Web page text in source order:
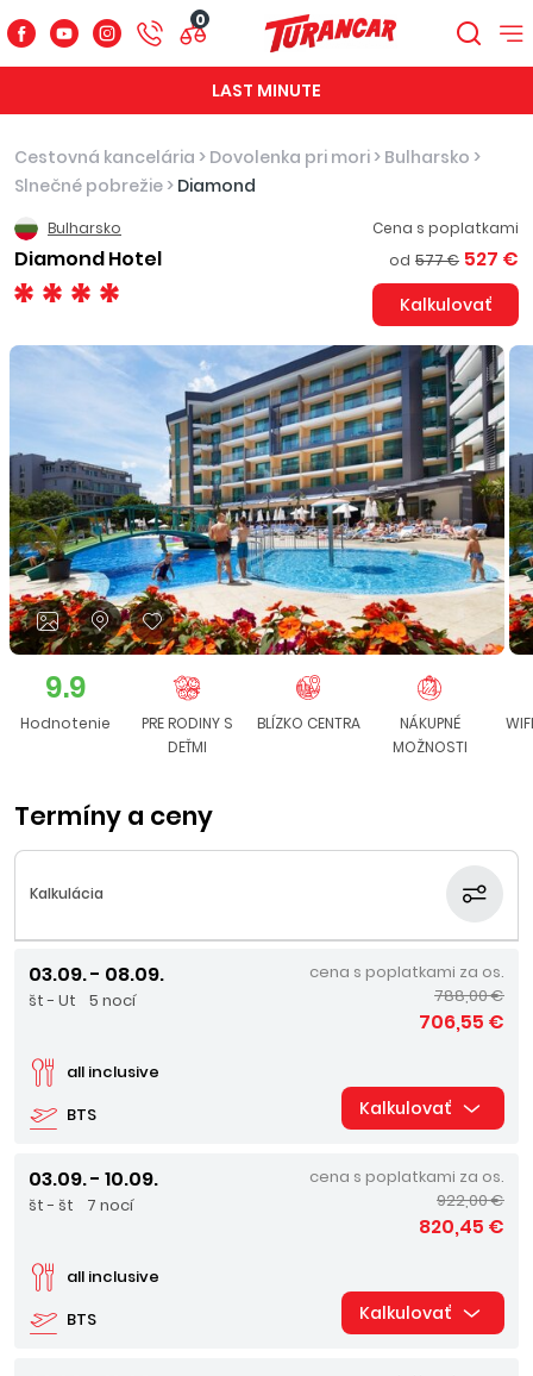
0
LAST MINUTE
Cestovná kancelária > Dovolenka pri mori > Bulharsko >
Slnečné pobrežie > Diamond
Bulharsko
Diamond Hotel
Cena s poplatkami
od 577 € 527 €
Kalkulovať
9.9
Hodnotenie
PRE RODINY S
DEŤMI
BLÍZKO CENTRA
NÁKUPNÉ
MOŽNOSTI
Termíny a ceny
Kalkulácia
03.09. - 08.09.
št - Ut 5 nocí
BTS
all inclusive
cena s poplatkami za os.
788,00 €
706,55 €
Kalkulovať
03.09. - 10.09.
št - št 7 nocí
BTS
all inclusive
cena s poplatkami za os.
922,00 €
820,45 €
Kalkulovať